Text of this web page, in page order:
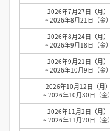
2026年7月27日（月）
~ 2026年8月21日（金）
2026年8月24日（月）
~ 2026年9月18日（金）
2026年9月21日（月）
~ 2026年10月9日（金）
2026年10月12日（月）
~ 2026年10月30日（金）
2026年11月2日（月）
~ 2026年11月20日（金）